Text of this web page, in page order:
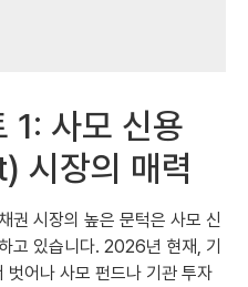
1: 사모 신용
장의 매력
권 시장의 높은 문턱은 사모 신
고 있습니다. 2026년 현재, 기
벗어나 사모 펀드나 기관 투자